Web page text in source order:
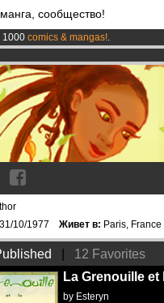
сообщество!
1000 comics & mangas!.
!.
31/10/1977 Живет в: Paris, France
12 Favorites
La Grenouille et
by Esteryn